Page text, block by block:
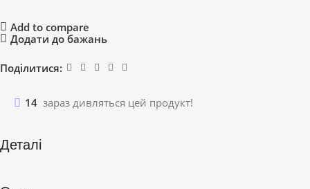
Add to compare
Додати до бажань
Поділитися:
14 зараз дивляться цей продукт!
Деталі